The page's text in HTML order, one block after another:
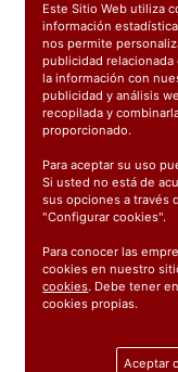
552508
Este Sitio Web utiliza
información
nos permite
publicidad
la información con
publicidad y análisis
recopilada y
proporcionado.
Para aceptar su uso
Si usted no está de
sus opciones a través
"Configurar cookies".
Para conocer las
cookies en nuestro
cookies. Debe tener
cookies propias.
Aceptar